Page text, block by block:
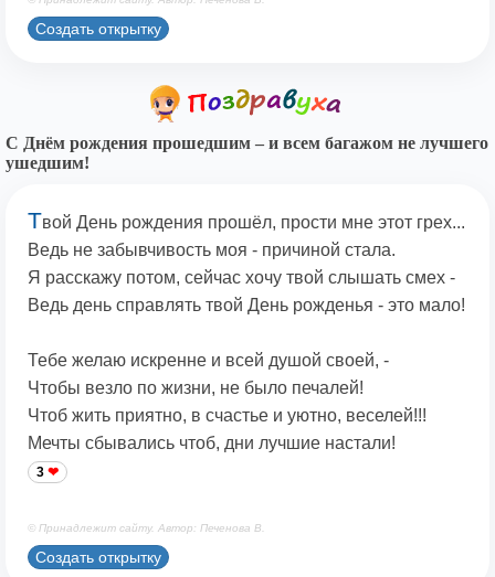
Создать открытку
С Днём рождения прошедшим – и всем багажом не лучшего
ушедшим!
Твой День рождения прошёл, прости мне этот грех...
Ведь не забывчивость моя - причиной стала.
Я расскажу потом, сейчас хочу твой слышать смех -
Ведь день справлять твой День рожденья - это мало!
Тебе желаю искренне и всей душой своей, -
Чтобы везло по жизни, не было печалей!
Чтоб жить приятно, в счастье и уютно, веселей!!!
Мечты сбывались чтоб, дни лучшие настали!
3
© Принадлежит сайту. Автор: Печенова В.
Создать открытку